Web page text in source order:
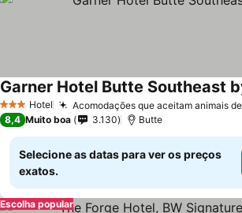
3 EstrelasHotel Acomodações que aceitam animais
Garner Hotel Butte Southeast
8,4 Muito boa 3.130 Butte
Selecione as datas para ver os preços
exatos.
Escolha popular